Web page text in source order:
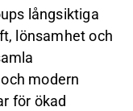
långsiktiga
lönsamhet och
modern
för ökad